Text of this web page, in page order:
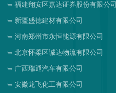
福建翔安区嘉达证券股份有限公司
新疆盛德建材有限公司
河南郑州市永恒能源有限公司
北京怀柔区诚达物流有限公司
广西瑞通汽车有限公司
安徽龙飞化工有限公司